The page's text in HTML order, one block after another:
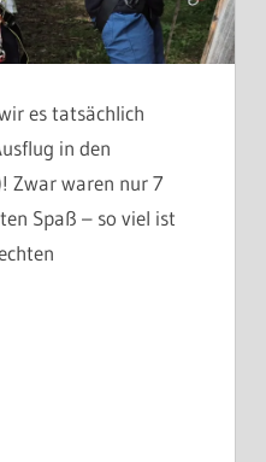
es tatsächlich
in den
Zwar waren nur 7
Spaß – so viel ist